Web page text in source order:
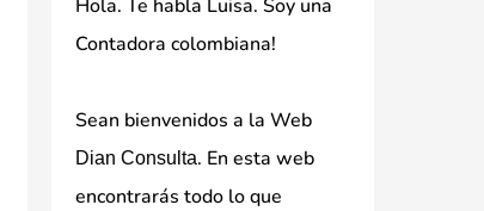
Hola. Te habla Luisa. Soy una
Contadora colombiana!
Sean bienvenidos a la Web
Dian Consulta. En esta web
encontrarás todo lo que